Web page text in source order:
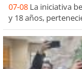
07-08 La iniciativa
y 18 años,